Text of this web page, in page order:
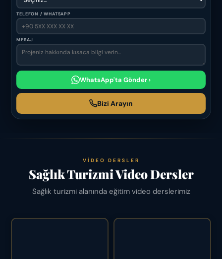
TELEFON / WHATSAPP
MESAJ
WhatsApp'ta Gönder ›
Bizi Arayın
VIDEO DERSLER
Sağlık Turizmi Video Dersler
Sağlık turizmi alanında eğitim video derslerimiz